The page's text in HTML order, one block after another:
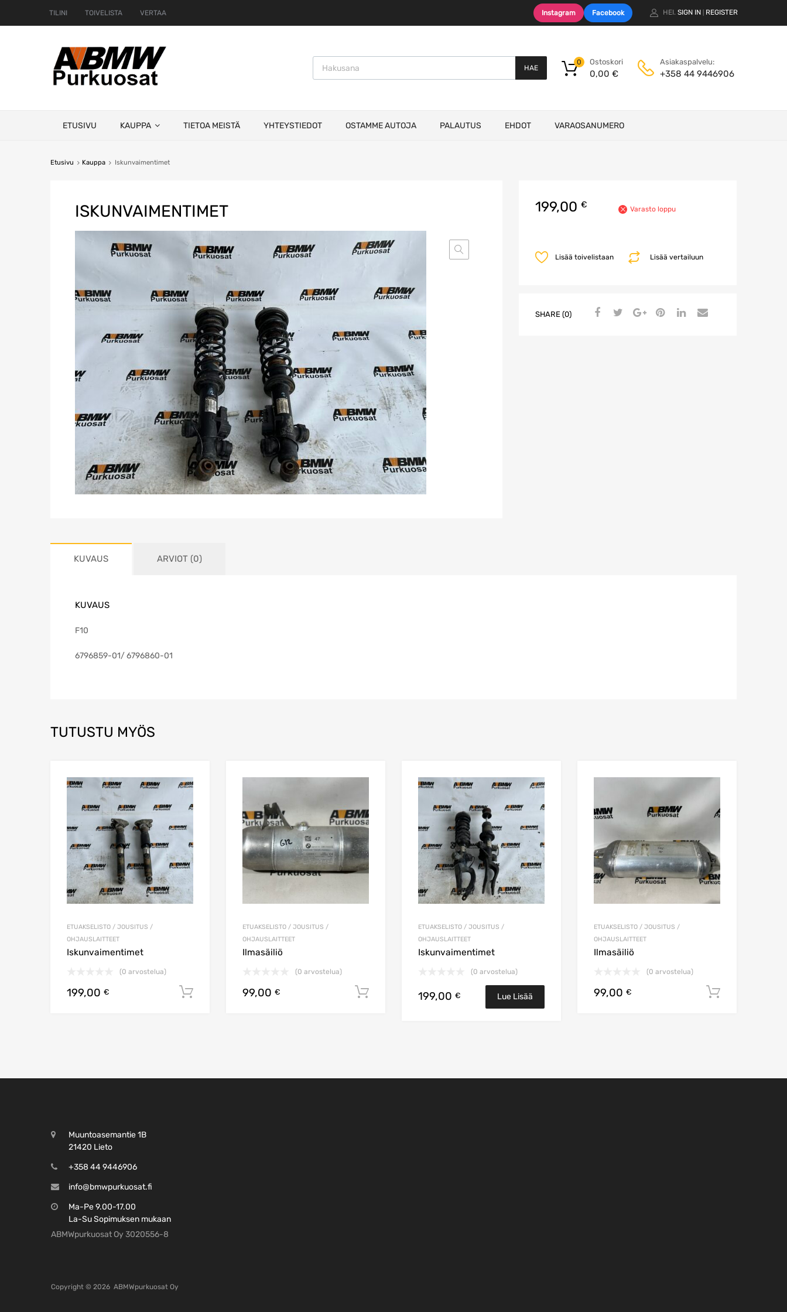
TILINI TOIVELISTA VERTAA Instagram Facebook HEI. SIGN IN REGISTER
Products search
HAE
Ostoskori
0,00 €
0 Asiakaspalvelu:
+358 44 9446906
ETUSIVU KAUPPA TIETOA MEISTÄ YHTEYSTIEDOT OSTAMME AUTOJA PALAUTUS EHDOT VARAOSANUMERO
Etusivu Kauppa Iskunvaimentimet
ISKUNVAIMENTIMET 199,00 € Varasto loppu
Lisää vertailuun
Lisää toivelistaan
SHARE (0)
KUVAUS ARVIOT (0)
KUVAUS
F10
6796859-01/ 6796860-01
TUTUSTU MYÖS
ETUAKSELISTO / JOUSITUS /
OHJAUSLAITTEET
Iskunvaimentimet
(0 arvostelua)
199,00 € Lisää ostoskoriin
Lisää toivelistaan
ETUAKSELISTO / JOUSITUS /
OHJAUSLAITTEET
Ilmasäiliö
(0 arvostelua)
99,00 € Lisää ostoskoriin
ETUAKSELISTO / JOUSITUS /
OHJAUSLAITTEET
Iskunvaimentimet
(0 arvostelua)
199,00 € Lue Lisää
ETUAKSELISTO / JOUSITUS /
OHJAUSLAITTEET
Ilmasäiliö
(0 arvostelua)
99,00 €
Muuntoasemantie 1B
21420 Lieto
+358 44 9446906
info@bmwpurkuosat.fi
Ma-Pe 9.00-17.00
La-Su Sopimuksen mukaan
ABMWpurkuosat Oy 3020556-8
Copyright © 2026 ABMWpurkuosat Oy